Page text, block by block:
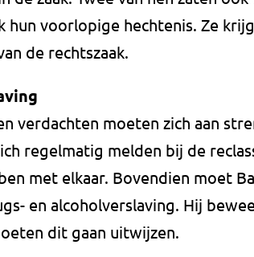
hun voorlopige hechtenis. Ze
de rechtszaak.
verdachten moeten zich aan
regelmatig melden bij de
met elkaar. Bovendien moet
en alcoholverslaving. Hij
dit gaan uitwijzen.